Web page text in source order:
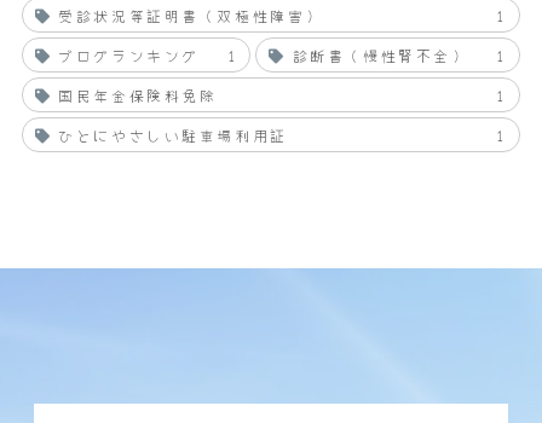
受診状況等証明書（双極性障害）
1
ブログランキング
1 診断書（慢性腎不全）
1
国民年金保険料免除
1
ひとにやさしい駐車場利用証
1